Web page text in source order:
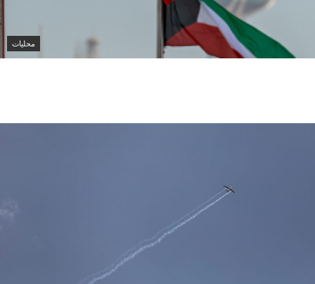
محليات